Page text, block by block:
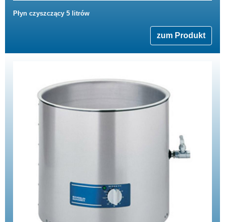
Płyn czyszczący 5 litrów
zum Produkt